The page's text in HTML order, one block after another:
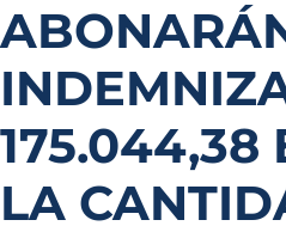
175.044,38
LA